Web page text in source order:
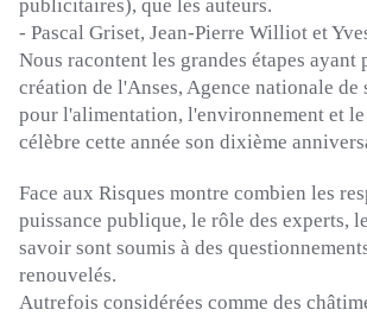
publicitaires), que les auteurs.
- Pascal Griset, Jean-Pierre Williot et
Nous racontent les grandes étapes ayant
création de l'Anses, Agence nationale de
pour l'alimentation, l'environnement et
célèbre cette année son dixième
Face aux Risques montre combien les
puissance publique, le rôle des experts,
savoir sont soumis à des
renouvelés.
Autrefois considérées comme des